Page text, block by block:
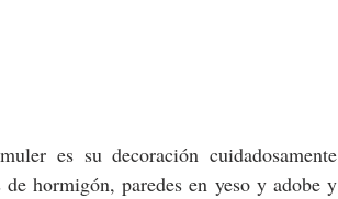
es su decoración cuidadosamente
hormigón, paredes en yeso y adobe y